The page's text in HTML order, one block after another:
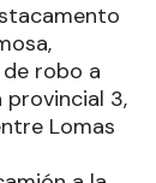
robo a
3,
Lomas